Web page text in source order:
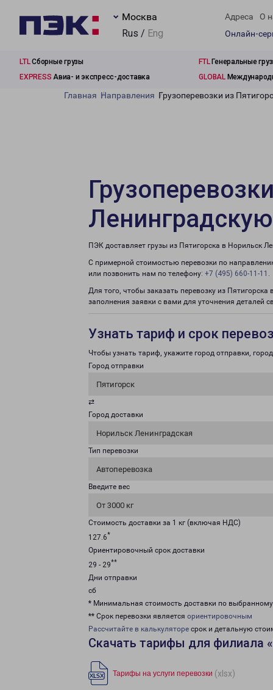
Москва
Rus / Eng
Адреса О
Онлайн-
LTLСборные грузы FTLГенеральные
EXPRESS Авиа- и экспресс-доставка GLOBAL
Главная Направления Грузоперевозки из
Ленинградскую
ПЭК доставляет грузы из Пятигорска в Норильск
С примерной стоимостью перевозки по
или позвонить нам по телефону: +7 (495) 660-11-11 .
Для того, чтобы заказать перевозку из
заполнения заявки с вами для уточнения деталей
Узнать тариф и срок
Чтобы узнать тариф, укажите город отправки,
Город отправки
Пятигорск
⇄
Город доставки
Норильск Ленинградская
Тип перевозки
Автоперевозка
Введите вес
От 3000 кг
Стоимость доставки за 1 кг (включая НДС)
127.6*
Ориентировочный срок доставки
29 - 29**
Дни отправки
сб
* Минимальная стоимость доставки по
** Срок перевозки является ориентировочным
Рассчитайте в калькуляторе срок и детальную
Скачать тарифы для филиала
Тарифы на услуги перевозки (xlsx)